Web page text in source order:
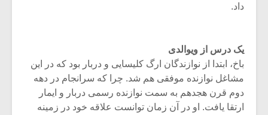
داد.
یک درس از ویوالدى
باخ، ابتدا از نوازندگان ارگ کلیسایى و دربار بود که در این
مشاغل نوازنده موفقى هم شد. چرا که سرانجام در دهه
دوم قرن هجدهم به سمت نوازنده رسمى دربار و ایمار
ارتقا یافت. او در آن زمان توانست علاقه خود در زمینه